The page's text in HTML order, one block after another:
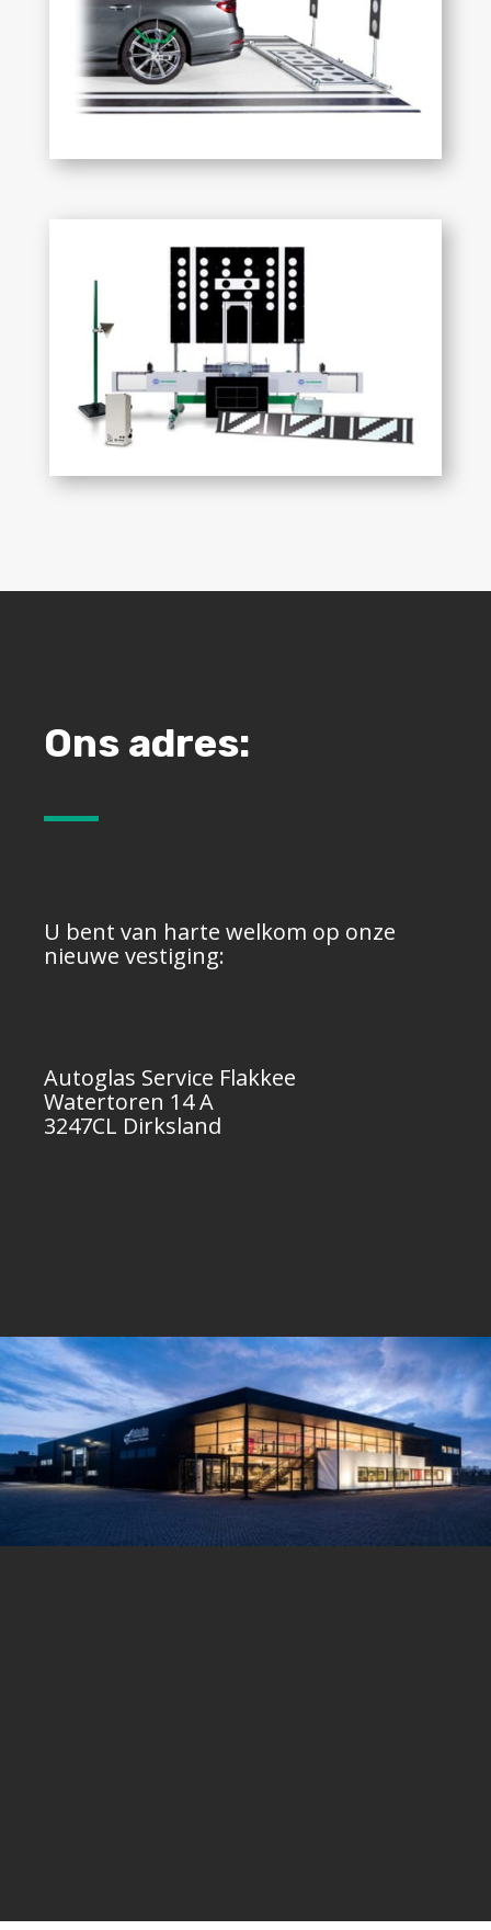
Ons adres:
U bent van harte welkom op onze
nieuwe vestiging:
Autoglas Service Flakkee
Watertoren 14 A
3247CL Dirksland